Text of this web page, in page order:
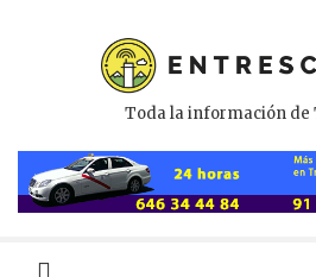
Toda la información de